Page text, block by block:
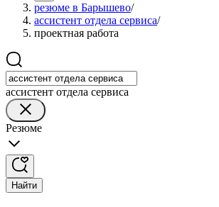
резюме в Барышево/
ассистент отдела сервиса/
проектная работа
ассистент отдела сервиса
Резюме
Найти